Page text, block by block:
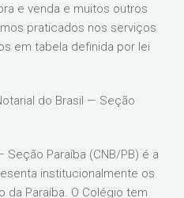
e venda e muitos outros
praticados nos serviços
em tabela definida por lei
do Brasil — Seção
Seção Paraíba (CNB/PB) é a
institucionalmente os
Paraíba. O Colégio tem